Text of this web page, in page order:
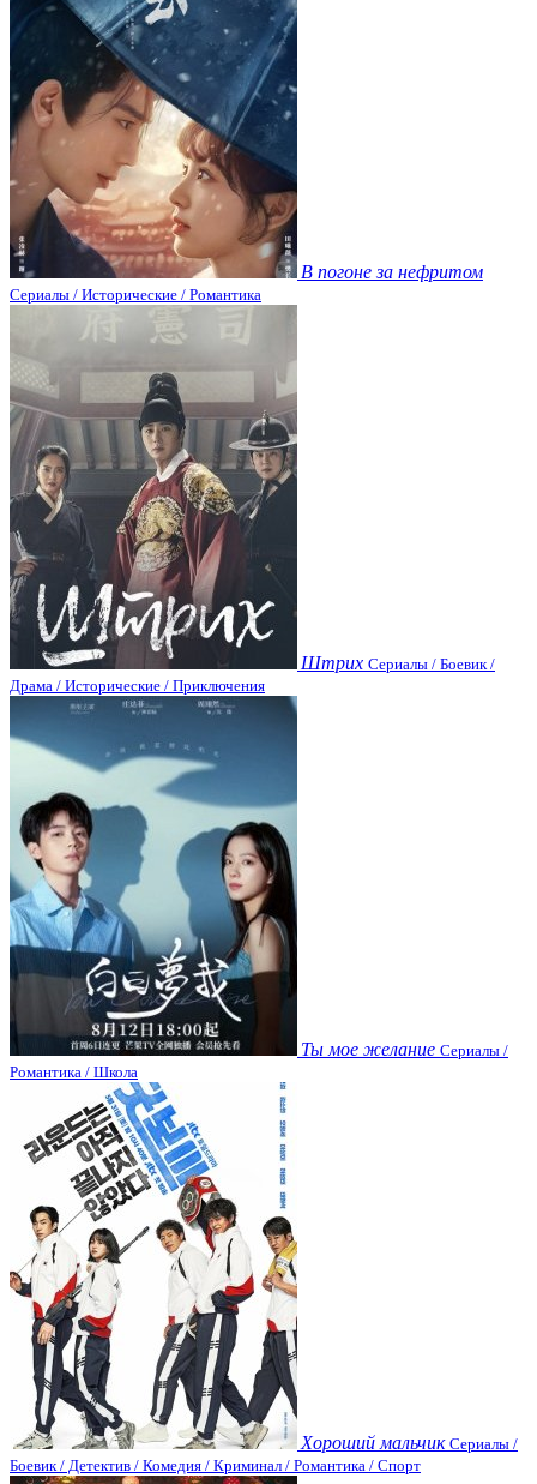
В погоне за нефритом
Сериалы / Исторические / Романтика
Штрих Сериалы / Боевик /
Драма / Исторические / Приключения
Ты мое желание Сериалы /
Романтика / Школа
Хороший мальчик Сериалы /
Боевик / Детектив / Комедия / Криминал / Романтика / Спорт